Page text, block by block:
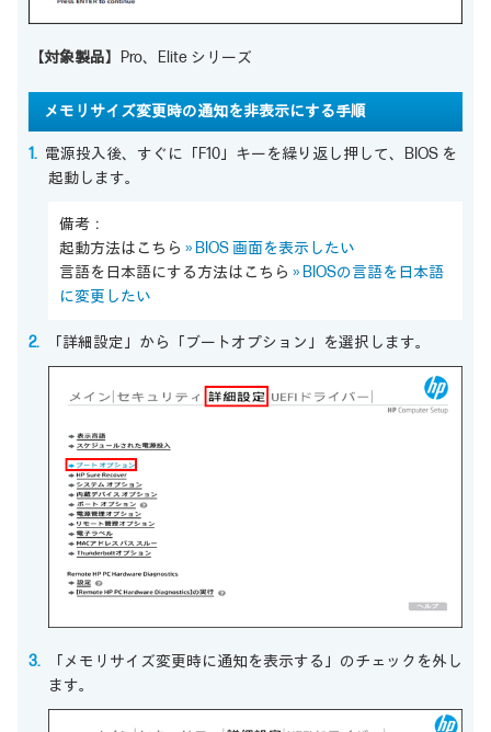
【対象製品】 Pro、Elite シリーズ
メモリサイズ変更時の通知を非表示にする手順
電源投入後、すぐに「F10」キーを繰り返し押して、BIOS を
起動します。
備考：
起動方法はこちら» BIOS 画面を表示したい
言語を日本語にする方法はこちら» BIOSの言語を日本語
に変更したい
「詳細設定」から「ブートオプション」を選択します。
「メモリサイズ変更時に通知を表示する」のチェックを外し
ます。